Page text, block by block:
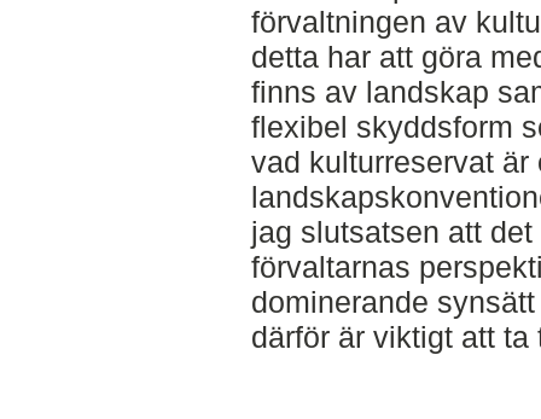
förvaltningen av
detta har att göra
finns av landskap
flexibel skyddsform
vad kulturreservat
jag slutsatsen att
förvaltarnas
dominerande
därför är viktigt att ta